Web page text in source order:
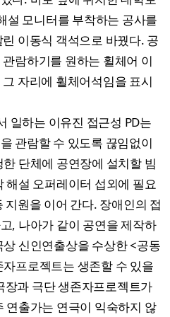
설 모니터를 부착하는 공사를
이동식 객석으로 바꿨다. 공
람하기를 원하는 휠체어 이
자리에 휠체어석임을 표시
일하는 이유진 접근성 PD는
관람할 수 있도록 끊임없이
단체에 공연장에 설치할 빔
해설 오퍼레이터 섭외에 필요
원을 이어 간다. 장애인의 접
, 나아가 같이 공연을 제작하
신인연출상을 수상한 <공동
프로젝트는 생존할 수 있을
장과 극단 생존자프로젝트가
연출가는 연극이 익숙하지 않